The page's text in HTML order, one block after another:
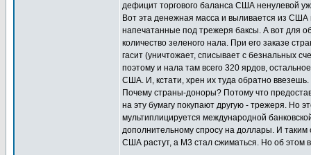
дефицит торгового баланса США ненулевой
Вот эта денежная масса и выливается из
напечатанные под трежеря баксы. А вот для
количество зеленого нала. При его заказе
гасит (уничтожает, списывает с безнальных
поэтому и нала там всего 320 ярдов,
США. И, кстати, хрен их туда обратно
Почему страны-доноры? Потому что
на эту бумагу покупают другую - трежеря. Но
мультиплицируется международной
дополнительному спросу на доллары. И
США растут, а М3 стал сжиматься. Но об этом